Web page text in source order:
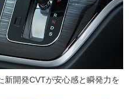
新開発CVTが安心感と瞬発力を